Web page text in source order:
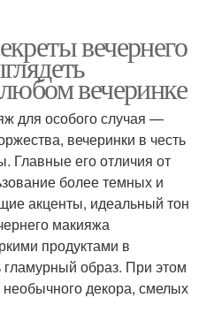
вечернего
вечеринке
для особого случая —
вечеринки в честь
Главные его отличия от
более темных и
акценты, идеальный тон
макияжа
продуктами в
гламурный образ. При этом
декора, смелых